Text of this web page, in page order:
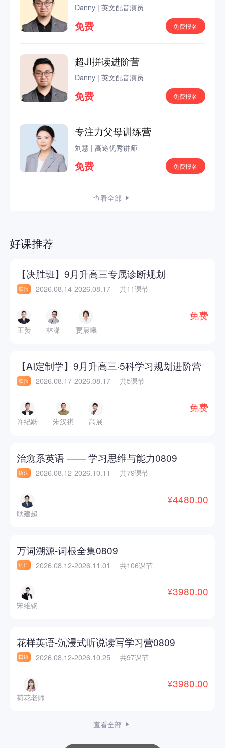
Danny | 英文配音演员
免费 免费报名
超JI拼读进阶营
Danny | 英文配音演员
免费 免费报名
专注力父母训练营
刘慧 | 高途优秀讲师
免费 免费报名
查看全部
好课推荐
【决胜班】9月升高三专属诊断规划
联报 2026.08.14-2026.08.17 共11课节
王赞 林潇 贾晨曦
免费
【AI定制学】9月升高三·5科学习规划进阶营
联报 2026.08.17-2026.08.17 共5课节
许纪跃 朱汉祺 高展
免费
治愈系英语 —— 学习思维与能力0809
语法 2026.08.12-2026.10.11 共79课节
耿建超
¥4480.00
万词溯源-词根全集0809
词汇 2026.08.12-2026.11.01 共106课节
宋维钢
¥3980.00
花样英语-沉浸式听说读写学习营0809
口语 2026.08.12-2026.10.25 共97课节
荷花老师
¥3980.00
查看全部